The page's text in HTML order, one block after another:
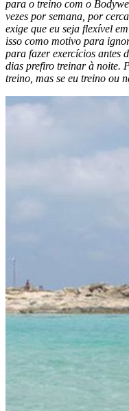
para o treino com o
vezes por semana, por
exige que eu seja flexível
isso como motivo para
para fazer exercícios antes
dias prefiro treinar à noite.
treino, mas se eu treino ou